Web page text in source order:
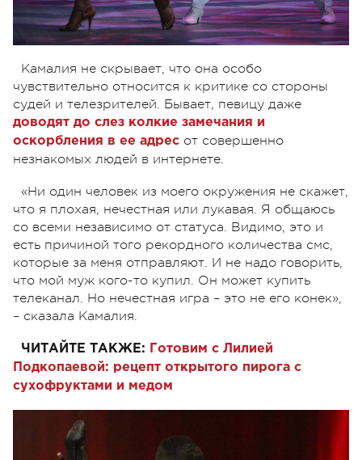
Камалия не скрывает, что она особо
чувствительно относится к критике со стороны
судей и телезрителей. Бывает, певицу даже
доводят до слез колкие замечания и
оскорбления в ее адрес от совершенно
незнакомых людей в интернете.
«Ни один человек из моего окружения не скажет,
что я плохая, нечестная или лукавая. Я общаюсь
со всеми независимо от статуса. Видимо, это и
есть причиной того рекордного количества смс,
которые за меня отправляют. И не надо говорить,
что мой муж кого-то купил. Он может купить
телеканал. Но нечестная игра – это не его конек»,
– сказала Камалия.
ЧИТАЙТЕ ТАКЖЕ:
Готовим с Лилией
Подкопаевой: рецепт открытого пирога с
сухофруктами и медом